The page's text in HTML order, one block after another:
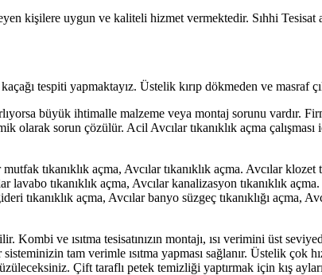
kişilere uygun ve kaliteli hizmet vermektedir. Sıhhi Tesisat
tespiti yapmaktayız. Üstelik kırıp dökmeden ve masraf
büyük ihtimalle malzeme veya montaj sorunu vardır.
sorun çözülür. Acil Avcılar tıkanıklık açma çalışması
tıkanıklık açma, Avcılar tıkanıklık açma. Avcılar klozet
tıkanıklık açma, Avcılar kanalizasyon tıkanıklık
tıkanıklık açma, Avcılar banyo süzgeç tıkanıklığı açma,
ve ısıtma tesisatınızın montajı, ısı verimini üst
tam verimle ısıtma yapması sağlanır. Üstelik çok
Çift taraflı petek temizliği yaptırmak için kış